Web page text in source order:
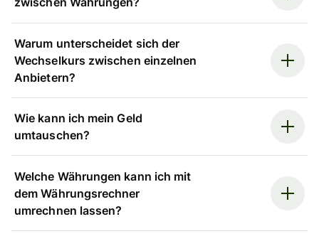
Warum unterscheidet sich der
Wechselkurs zwischen einzelnen
Anbietern?
Wie kann ich mein Geld
umtauschen?
Welche Währungen kann ich mit
dem Währungsrechner
umrechnen lassen?